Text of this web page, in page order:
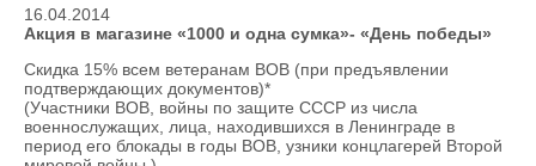
16.04.2014
Акция в магазине «1000 и одна сумка»- «День победы»
Скидка 15% всем ветеранам ВОВ (при предъявлении
подтверждающих документов)*
(Участники ВОВ, войны по защите СССР из числа
военнослужащих, лица, находившихся в Ленинграде в
период его блокады в годы ВОВ, узники концлагерей Второй